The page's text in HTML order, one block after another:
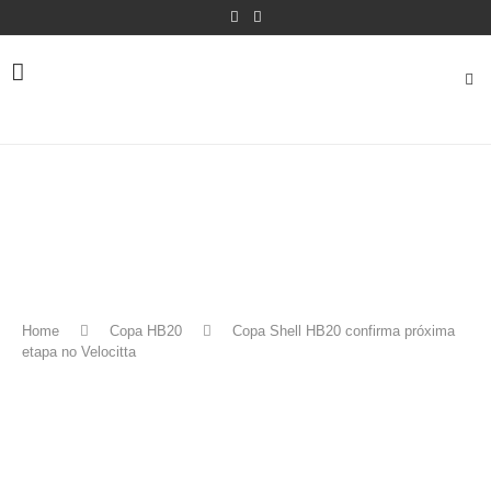
Home Copa HB20
Copa Shell HB20 confirma próxima
etapa no Velocitta